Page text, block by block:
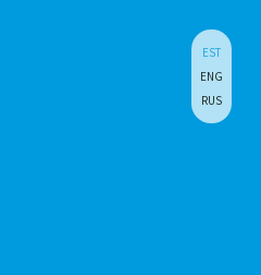
EST
ENG
RUS